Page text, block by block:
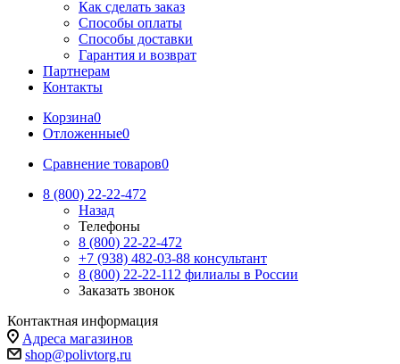
Как сделать заказ
Способы оплаты
Способы доставки
Гарантия и возврат
Партнерам
Контакты
Корзина0
Отложенные0
Сравнение товаров0
8 (800) 22-22-472
Назад
Телефоны
8 (800) 22-22-472
+7 (938) 482-03-88 консультант
8 (800) 22-22-112 филиалы в России
Заказать звонок
Контактная информация
Адреса магазинов
shop@polivtorg.ru